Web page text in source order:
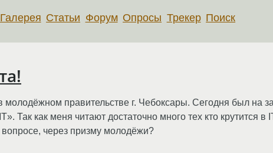
Галерея Статьи Форум Опросы Трекер Поиск
молодёжном правительстве г. Чебоксары. Сегодня был на
Так как меня читают достаточно много тех кто крутится в
через призму молодёжи?